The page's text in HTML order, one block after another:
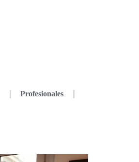
Profesionales